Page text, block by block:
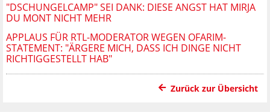
"DSCHUNGELCAMP" SEI DANK: DIESE ANGST HAT MIRJA
DU MONT NICHT MEHR
APPLAUS FÜR RTL-MODERATOR WEGEN OFARIM-
STATEMENT: "ÄRGERE MICH, DASS ICH DINGE NICHT
RICHTIGGESTELLT HAB"
Zurück zur Übersicht